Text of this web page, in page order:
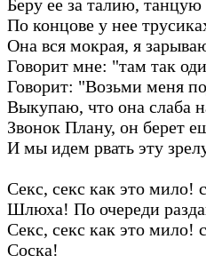
Беру ее за талию,
По концове у нее
Она вся мокрая, я
Говорит мне: "там так
Говорит: "Возьми меня
Выкупаю, что она слаба
Звонок Плану, он берет
И мы идем рвать эту
Секс, секс как это мило!
Шлюха! По очереди
Секс, секс как это мило!
Соска!